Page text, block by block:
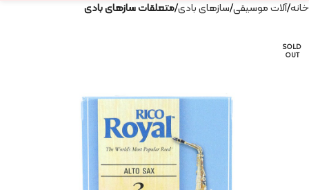
خانه آلات موسیقی سازهای بادی متعلقات سازهای بادی
SOLD
OUT